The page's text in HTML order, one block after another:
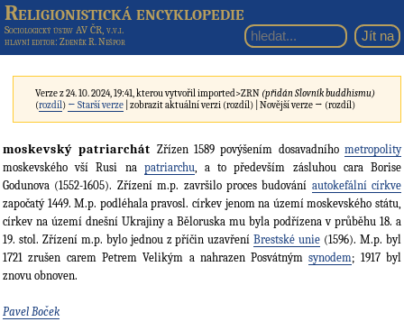
Religionistická encyklopedie
Sociologický ústav AV ČR, v.v.i.
hlavní editor: Zdeněk R. Nešpor
Verze z 24. 10. 2024, 19:41, kterou vytvořilimported>ZRN (přidán Slovník buddhismu)
(rozdíl) ← Starší verze | zobrazit aktuální verzi (rozdíl) | Novější verze → (rozdíl)
moskevský patriarchát Zřízen 1589 povýšením dosavadníhometropolity
moskevského vší Rusi na patriarchu, a to především zásluhou cara Borise
Godunova (1552-1605). Zřízení m.p. završilo proces budování autokefální církve
započatý 1449. M.p. podléhala pravosl. církev jenom na území moskevského státu,
církev na území dnešní Ukrajiny a Běloruska mu byla podřízena v průběhu 18. a
19. stol. Zřízení m.p. bylo jednou z příčin uzavřeníBrestské unie (1596). M.p. byl
1721 zrušen carem Petrem Velikým a nahrazen Posvátnýmsynodem; 1917 byl
znovu obnoven.
Pavel Boček